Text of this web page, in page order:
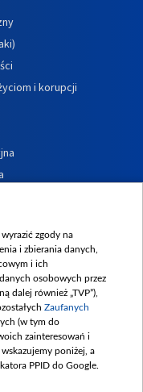
i korupcji
zgody na
i zbierania danych,
i ich
osobowych przez
dalej również „TVP”),
Zaufanych
(w tym do
zainteresowań i
poniżej, a
PPID do Google.